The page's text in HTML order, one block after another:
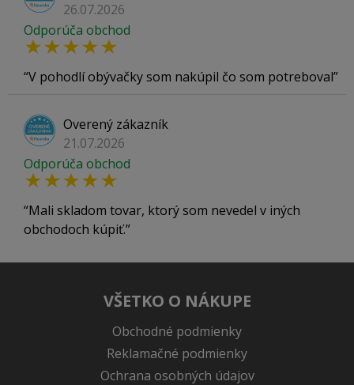
26.07.2026
Odporúča obchod
V pohodlí obývačky som nakúpil čo som potreboval
Overený zákazník
21.07.2026
Odporúča obchod
Mali skladom tovar, ktorý som nevedel v iných
obchodoch kúpiť.
VŠETKO O NÁKUPE
Obchodné podmienky
Reklamačné podmienky
Ochrana osobných údajov